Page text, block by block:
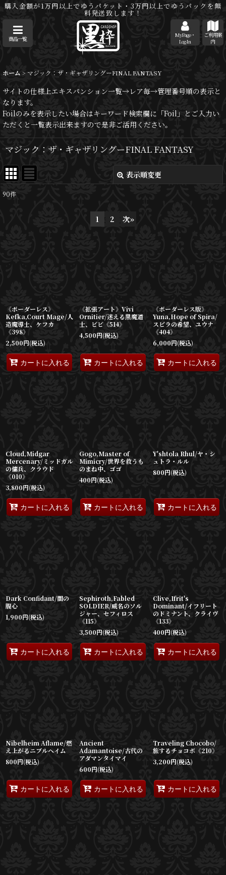
購入金額が1万円以上でゆうパケット・3万円以上でゆうパックを無
料発送致します！
商品一覧
MyPage・
Log-In
ご利用案
内
ホーム > マジック：ザ・ギャザリングーFINAL FANTASY
サイトの仕様上エキスパンション一覧→レア毎→管理番号順の表示と
なります。
Foilのみを表示したい場合はキーワード検索欄に「Foil」とご入力い
ただくと一覧表示出来ますので是非ご活用ください。
マジック：ザ・ギャザリングーFINAL FANTASY
表示順変更
90件
1 2 次»
《ボーダーレス》
Kefka,Court Mage/人
造魔導士、ケフカ
《398》
2,500円(税込)
カートに入れる
《拡張アート》Vivi
Ornitier/迷える黒魔道
士、ビビ《514》
4,500円(税込)
カートに入れる
《ボーダーレス版》
Yuna,Hope of Spira/
スピラの希望、ユウナ
《404》
6,000円(税込)
カートに入れる
Cloud,Midgar
Mercenary/ミッドガル
の傭兵、クラウド
《010》
3,800円(税込)
カートに入れる
Gogo,Master of
Mimicry/世界を救うも
のまね中、ゴゴ
400円(税込)
カートに入れる
Y'shtola Rhul/ヤ・シ
ュトラ・ルル
800円(税込)
カートに入れる
Dark Confidant/闇の
腹心
1,900円(税込)
カートに入れる
Sephiroth,Fabled
SOLDIER/威名のソル
ジャー、セフィロス
《115》
3,500円(税込)
カートに入れる
Clive,Ifrit's
Dominant/イフリート
のドミナント、クライヴ
《133》
400円(税込)
カートに入れる
Nibelheim Aflame/燃
え上がるニブルヘイム
800円(税込)
カートに入れる
Ancient
Adamantoise/古代の
アダマンタイマイ
600円(税込)
カートに入れる
Traveling Chocobo/
旅するチョコボ《210》
3,200円(税込)
カートに入れる